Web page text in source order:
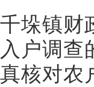
千垛镇财
入户调查
真核对农